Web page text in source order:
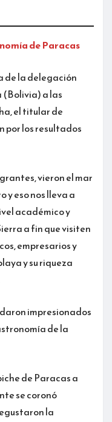
de Paracas
de la delegación
(Bolivia) a las
el titular de
por los resultados
vieron el mar
y eso nos lleva a
académico y
a fin que visiten
empresarios y
y su riqueza
impresionados
de la
de Paracas a
se coronó
la